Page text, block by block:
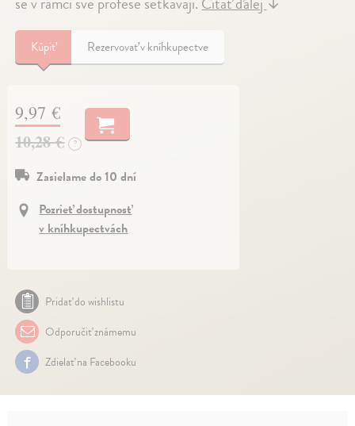
Kúpiť Rezervovať v kníhkupectve
9,97 €
10,28 € ?
Zasielame do 10 dní
Pozrieť dostupnosť
v kníhkupectvách
Pridať do wishlistu
Odporučiť známemu
Zdielať na Facebooku